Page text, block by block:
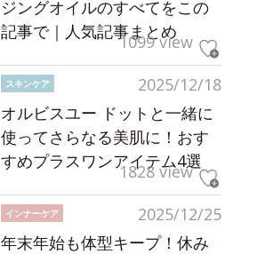
ジングオイルのすべてをこの
記事で｜人気記事まとめ
1099 view
2025/12/18
スキンケア
オルビスユー ドットと一緒に
使ってさらなる美肌に！おす
すめプラスワンアイテム4選
1828 view
2025/12/25
インナーケア
年末年始も体型キープ！休み